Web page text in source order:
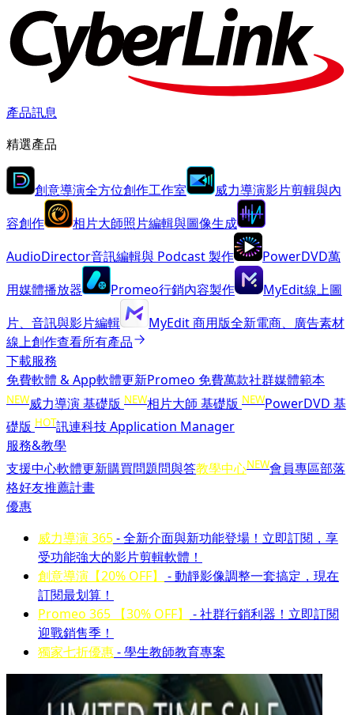
產品訊息
精選產品
創意導演全方位創作工作室 威力導演影片剪輯與內
容創作
相片大師照片編輯與圖像生成
AudioDirector音訊編輯與 Podcast 製作 PowerDVD萬
用媒體播放器
Promeo行銷內容製作 MyEdit線上圖
片、音訊與影片編輯
MyEdit 商用版全新電商、廣告素材
線上創作查看所有產品
下載服務
免費軟體 & App軟體更新Promeo 免費萬款社群媒體範本
NEW威力導演 基礎版 NEW相片大師 基礎版 NEWPowerDVD 基
礎版 HOT訊連科技 Application Manager
服務&教學
支援中心軟體更新購買問題問與答教學中心NEW會員專區部落
格好友推薦計畫
優惠
威力導演 365- 全新介面與新功能登場！立即訂閱，享
受功能強大的影片剪輯軟體！
創意導演【20% OFF】
- 動靜影像調整一套搞定，現在
訂閱最划算！
Promeo 365 【30% OFF】
- 社群行銷利器！立即訂閱
迎戰銷售季！
獨家七折優惠- 學生教師教育專案